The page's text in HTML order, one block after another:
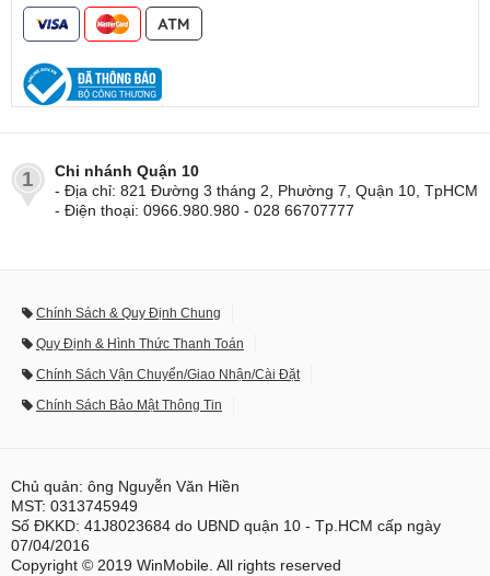
1
Chi nhánh Quận 10
- Địa chỉ: 821 Đường 3 tháng 2, Phường 7, Quận 10, TpHCM
- Điện thoại: 0966.980.980 - 028 66707777
Chính Sách & Quy Định Chung
Quy Định & Hình Thức Thanh Toán
Chính Sách Vận Chuyển/Giao Nhận/Cài Đặt
Chính Sách Bảo Mật Thông Tin
Chủ quản: ông Nguyễn Văn Hiền
MST: 0313745949
Số ĐKKD: 41J8023684 do UBND quận 10 - Tp.HCM cấp ngày
07/04/2016
Copyright © 2019 WinMobile. All rights reserved